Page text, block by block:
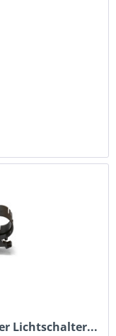
Lichtschalter...